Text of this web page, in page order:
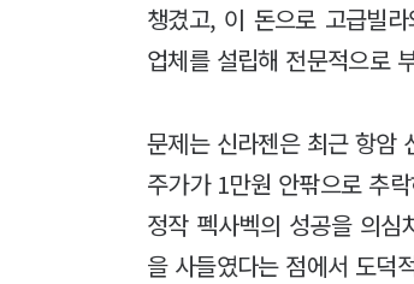
챙겼고, 이 돈으로 고급빌
업체를 설립해 전문적으로
문제는 신라젠은 최근 항암
주가가 1만원 안팎으로 추
정작 펙사벡의 성공을 의
을 사들였다는 점에서 도덕